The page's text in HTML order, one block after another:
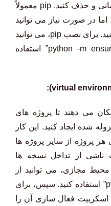
مورد نیاز خود را نصب، بروزرسانی و حذف کنید. pip معمولاً
در صورت نیاز می توانید
آن را به صورت جداگانه نصب کنید. برای نصب pip، می توانید
از دستور “python -m ensurepip –default-pip” استفاده
می دهند تا پروژه های
شده ایجاد کنید. این کار
پروژه از سایر پروژه ها
ناشی از تداخل نسخه ها
مجازی، می توانید از
دستور “python -m venv myenv” استفاده کنید. سپس، برای
فعال سازی آن را